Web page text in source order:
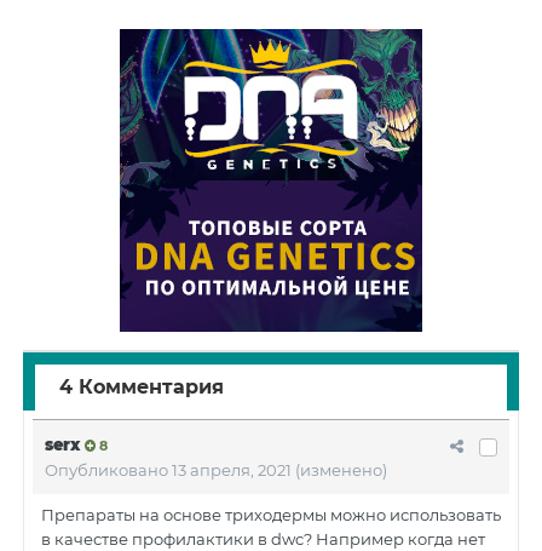
4 Комментария
serx 8
Опубликовано13 апреля, 2021 (изменено)
Препараты на основе триходермы можно использовать
в качестве профилактики в dwc? Например когда нет